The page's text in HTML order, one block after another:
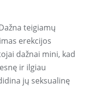
teigiamų
erekcijos
dažnai mini, kad
ir ilgiau
jų seksualinę